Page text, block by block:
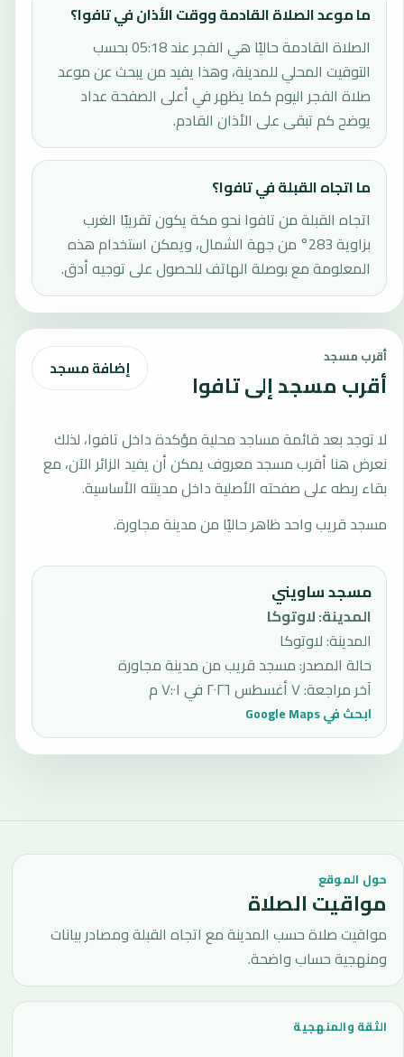
ما موعد الصلاة القادمة ووقت الأذان في تافوا؟
الصلاة القادمة حاليًا هي الفجر عند 05:18 بحسب
التوقيت المحلي للمدينة، وهذا يفيد من يبحث عن موعد
صلاة الفجر اليوم كما يظهر في أعلى الصفحة عداد
يوضح كم تبقى على الأذان القادم.
ما اتجاه القبلة في تافوا؟
اتجاه القبلة من تافوا نحو مكة يكون تقريبًا الغرب
بزاوية 283° من جهة الشمال، ويمكن استخدام هذه
المعلومة مع بوصلة الهاتف للحصول على توجيه أدق.
أقرب مسجد
أقرب مسجد إلى تافوا إضافة مسجد
لا توجد بعد قائمة مساجد محلية مؤكدة داخل تافوا، لذلك
نعرض هنا أقرب مسجد معروف يمكن أن يفيد الزائر الآن، مع
بقاء ربطه على صفحته الأصلية داخل مدينته الأساسية.
مسجد قريب واحد ظاهر حاليًا من مدينة مجاورة.
مسجد ساويني
المدينة:لاوتوكا
المدينة: لاوتوكا
حالة المصدر:مسجد قريب من مدينة مجاورة
آخر مراجعة:٧ أغسطس ٢٠٢٦ في ٧:٠١ م
ابحث في Google Maps
حول الموقع
مواقيت الصلاة
مواقيت صلاة حسب المدينة مع اتجاه القبلة ومصادر بيانات
ومنهجية حساب واضحة.
الثقة والمنهجية